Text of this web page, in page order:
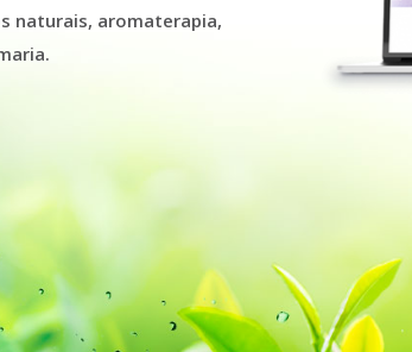
naturais, aromaterapia,